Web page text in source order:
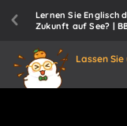
Lernen Sie Englisch
Zukunft auf See? |
Lassen